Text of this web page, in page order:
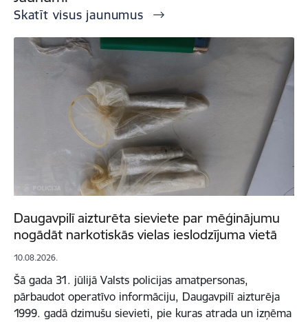
Skatīt visus jaunumus
Daugavpilī aizturēta sieviete par mēģinājumu
nogādāt narkotiskās vielas ieslodzījuma vietā
10.08.2026.
Šā gada 31. jūlijā Valsts policijas amatpersonas,
pārbaudot operatīvo informāciju, Daugavpilī aizturēja
1999. gadā dzimušu sievieti, pie kuras atrada un izņēma